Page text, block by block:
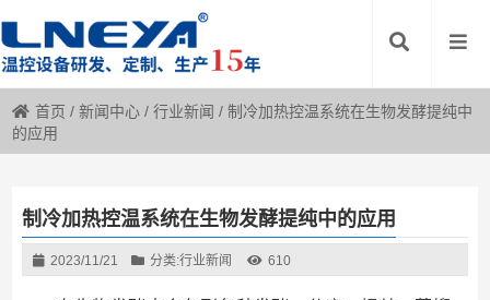
首页 /新闻中心 /行业新闻 /制冷加热控温系统在生物发酵提纯中
的应用
制冷加热控温系统在生物发酵提纯中的应用
2023/11/21 分类:行业新闻 610